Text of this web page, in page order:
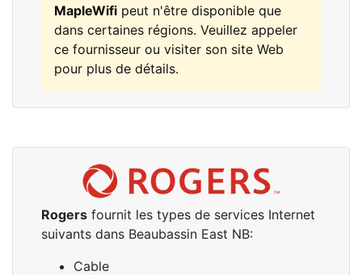
MapleWifi peut n'être disponible que
dans certaines régions. Veuillez appeler
ce fournisseur ou visiter son site Web
pour plus de détails.
Rogers fournit les types de services Internet
suivants dans Beaubassin East NB:
Cable